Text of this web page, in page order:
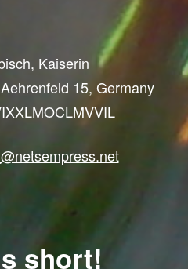
Kaiserin
15, Germany
short!